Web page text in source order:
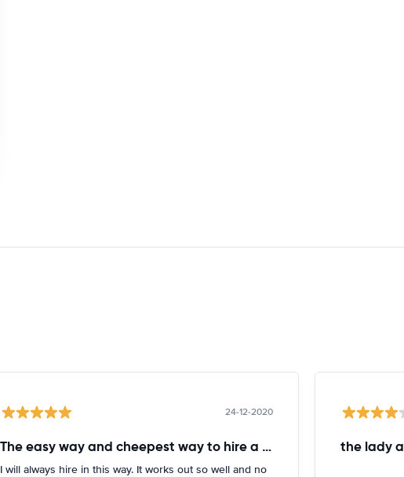
24-12-2020
The easy way and cheepest way to hire a car
I will always hire in this way. It works out so well and no